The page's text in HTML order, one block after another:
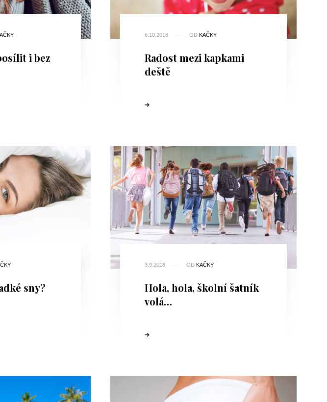
i bez
6.10.2018 OD KAČKY
Radost mezi kapkami
deště
sny?
3.9.2018 OD KAČKY
Hola, hola, školní šatník
volá…